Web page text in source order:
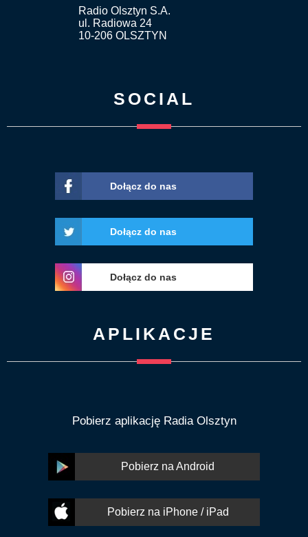
Radio Olsztyn S.A.
ul. Radiowa 24
10-206 OLSZTYN
SOCIAL
Dołącz do nas
Dołącz do nas
Dołącz do nas
APLIKACJE
Pobierz aplikację Radia Olsztyn
Pobierz na Android
Pobierz na iPhone / iPad